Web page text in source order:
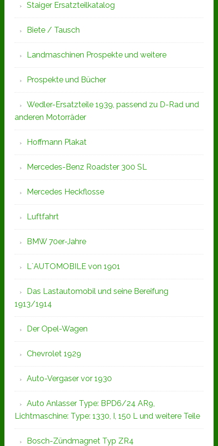
Staiger Ersatzteilkatalog
Biete / Tausch
Landmaschinen Prospekte und weitere
Prospekte und Bücher
Wedler-Ersatzteile 1939, passend zu D-Rad und
anderen Motorräder
Hoffmann Plakat
Mercedes-Benz Roadster 300 SL
Mercedes Heckflosse
Luftfahrt
BMW 70er-Jahre
L`AUTOMOBILE von 1901
Das Lastautomobil und seine Bereifung
1913/1914
Der Opel-Wagen
Chevrolet 1929
Auto-Vergaser vor 1930
Auto Anlasser Type: BPD6/24 AR9,
Lichtmaschine: Type: 1330, I, 150 L und weitere Teile
Bosch-Zündmagnet Typ ZR4